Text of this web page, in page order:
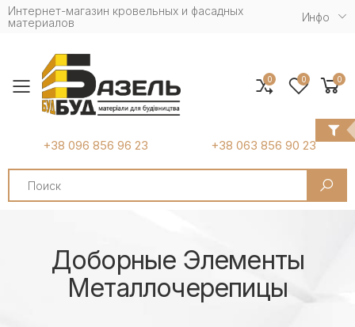
Интернет-магазин кровельных и фасадных
материалов
Инфо
Toggle mobile menu
+38 096 856 96 23 +38 063 856 90 23
Search
0 0 0
Доборные Элементы
Металлочерепицы